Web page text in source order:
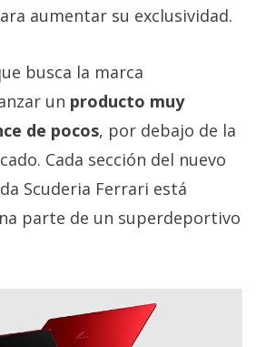
aumentar su exclusividad.
busca la marca
un producto muy
de pocos, por debajo de la
Cada sección del nuevo
Scuderia Ferrari está
parte de un superdeportivo